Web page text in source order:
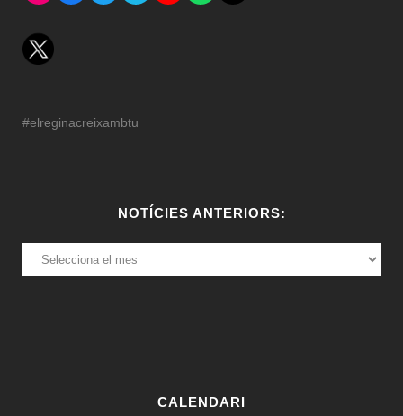
#elreginacreixambtu
NOTÍCIES ANTERIORS:
NOTÍCIES
ANTERIORS:
CALENDARI